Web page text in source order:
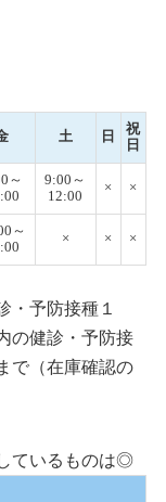
土 日
祝
日
～
9:00～
12:00
× ×
～
× × ×
・予防接種１
の健診・予防接
で（在庫確認の
ているものは◎